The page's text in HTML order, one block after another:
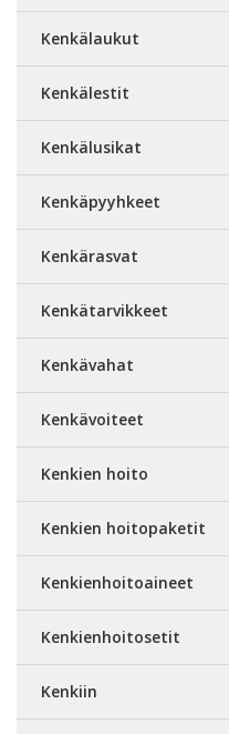
Kenkälaukut
Kenkälestit
Kenkälusikat
Kenkäpyyhkeet
Kenkärasvat
Kenkätarvikkeet
Kenkävahat
Kenkävoiteet
Kenkien hoito
Kenkien hoitopaketit
Kenkienhoitoaineet
Kenkienhoitosetit
Kenkiin